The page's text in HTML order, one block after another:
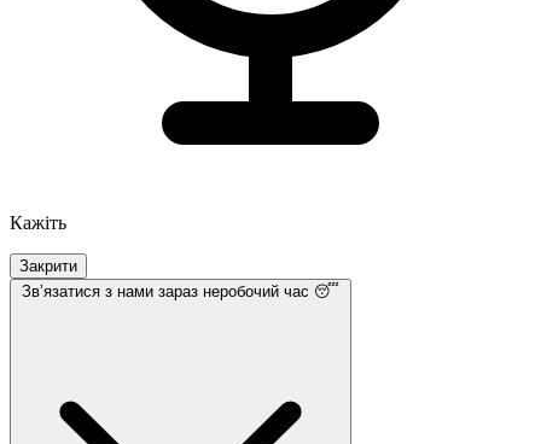
Кажіть
Закрити
Звʼязатися з нами зараз неробочий час 😴